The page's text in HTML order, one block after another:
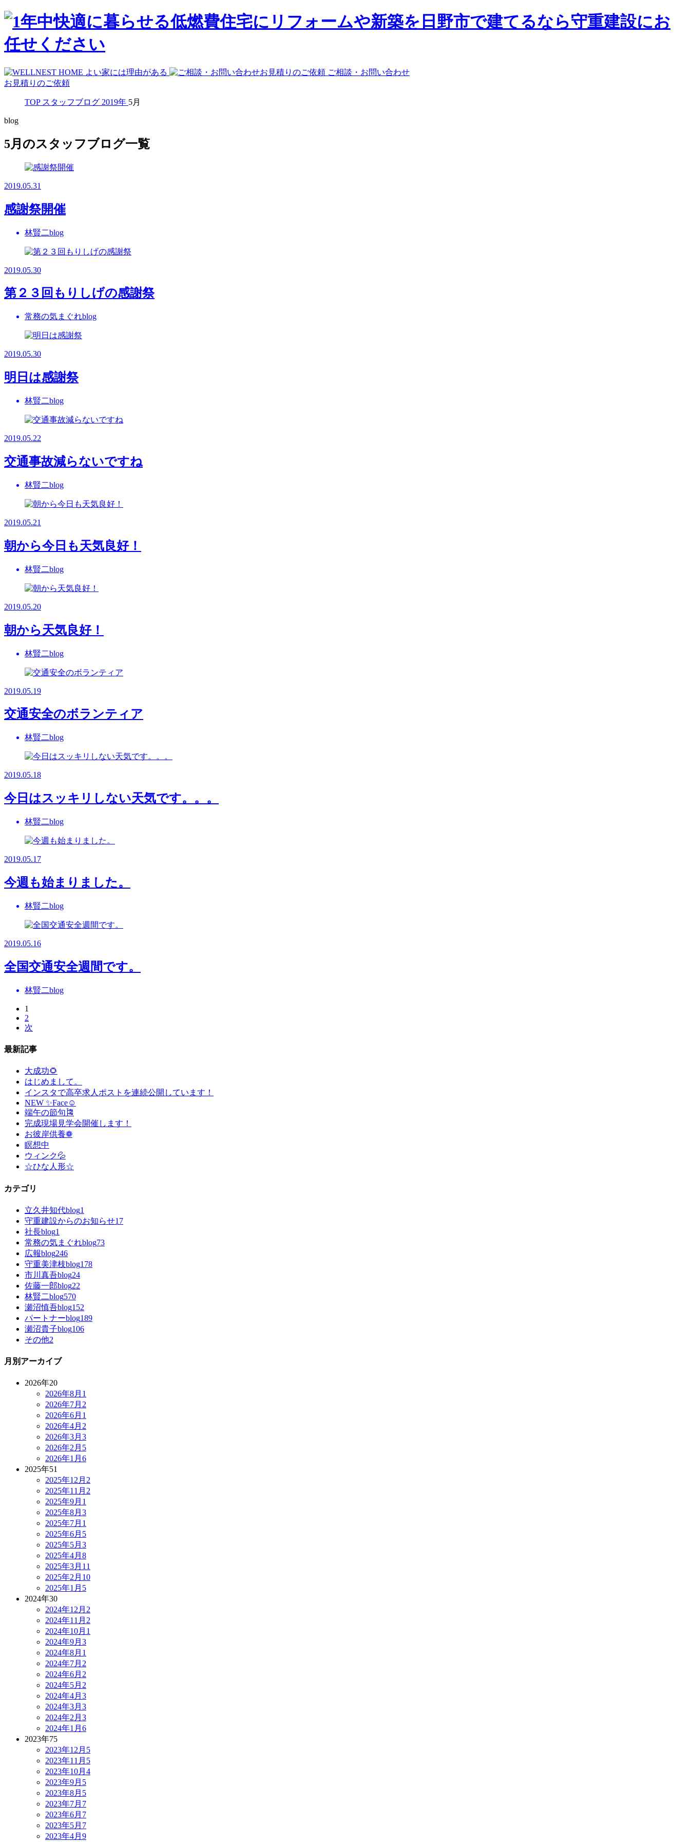
ご相談・お問い合わせ
お見積りのご依頼
TOP スタッフブログ 2019年 5月
blog
5月のスタッフブログ一覧
2019.05.31
感謝祭開催
林賢二blog
2019.05.30
第２３回もりしげの感謝祭
常務の気まぐれblog
2019.05.30
明日は感謝祭
林賢二blog
2019.05.22
交通事故減らないですね
林賢二blog
2019.05.21
朝から今日も天気良好！
林賢二blog
2019.05.20
朝から天気良好！
林賢二blog
2019.05.19
交通安全のボランティア
林賢二blog
2019.05.18
今日はスッキリしない天気です。。。
林賢二blog
2019.05.17
今週も始まりました。
林賢二blog
2019.05.16
全国交通安全週間です。
林賢二blog
1
2
次
最新記事
大成功🌻
はじめまして。
インスタで高卒求人ポストを連続公開しています！
NEW ✨Face☺
端午の節句🎏
完成現場見学会開催します！
お彼岸供養❁
瞑想中
ウィンク💦
☆ひな人形☆
カテゴリ
立久井知代blog1
守重建設からのお知らせ17
社長blog1
常務の気まぐれblog73
広報blog246
守重美津枝blog178
市川真吾blog24
佐藤一郎blog22
林賢二blog570
瀬沼慎吾blog152
パートナーblog189
瀬沼貴子blog106
その他2
月別アーカイブ
2026年20
2026年8月 1
2026年7月 2
2026年6月 1
2026年4月 2
2026年3月 3
2026年2月 5
2026年1月 6
2025年51
2025年12月 2
2025年11月 2
2025年9月 1
2025年8月 3
2025年7月 1
2025年6月 5
2025年5月 3
2025年4月 8
2025年3月 11
2025年2月 10
2025年1月 5
2024年30
2024年12月 2
2024年11月 2
2024年10月 1
2024年9月 3
2024年8月 1
2024年7月 2
2024年6月 2
2024年5月 2
2024年4月 3
2024年3月 3
2024年2月 3
2024年1月 6
2023年75
2023年12月 5
2023年11月 5
2023年10月 4
2023年9月 5
2023年8月 5
2023年7月 7
2023年6月 7
2023年5月 7
2023年4月 9